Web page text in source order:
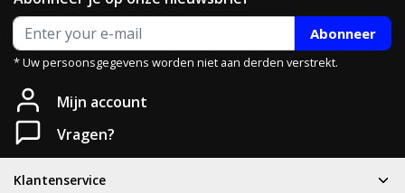
Abonneer
* Uw persoonsgegevens worden niet aan derden verstrekt.
Mijn account
Vragen?
Klantenservice